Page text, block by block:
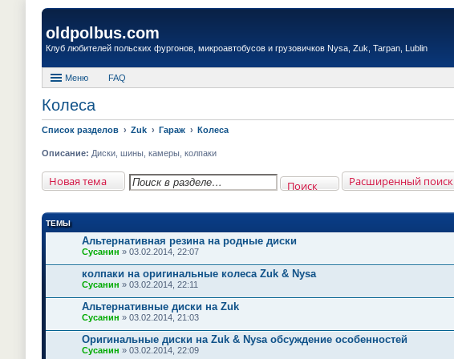
oldpolbus.com
Клуб любителей польских фургонов, микроавтобусов и грузовичков Nysa, Zuk, Tarpan, Lublin
Меню FAQ
Колеса
Список разделов Zuk Гараж Колеса
Описание: Диски, шины, камеры, колпаки
Новая тема Поиск Расширенный поиск
ТЕМЫ
Альтернативная резина на родные диски
Сусанин » 03.02.2014, 22:07
колпаки на оригинальные колеса Zuk & Nysa
Сусанин » 03.02.2014, 22:11
Альтернативные диски на Zuk
Сусанин » 03.02.2014, 21:03
Оригинальные диски на Zuk & Nysa обсуждение особенностей
Сусанин » 03.02.2014, 22:09